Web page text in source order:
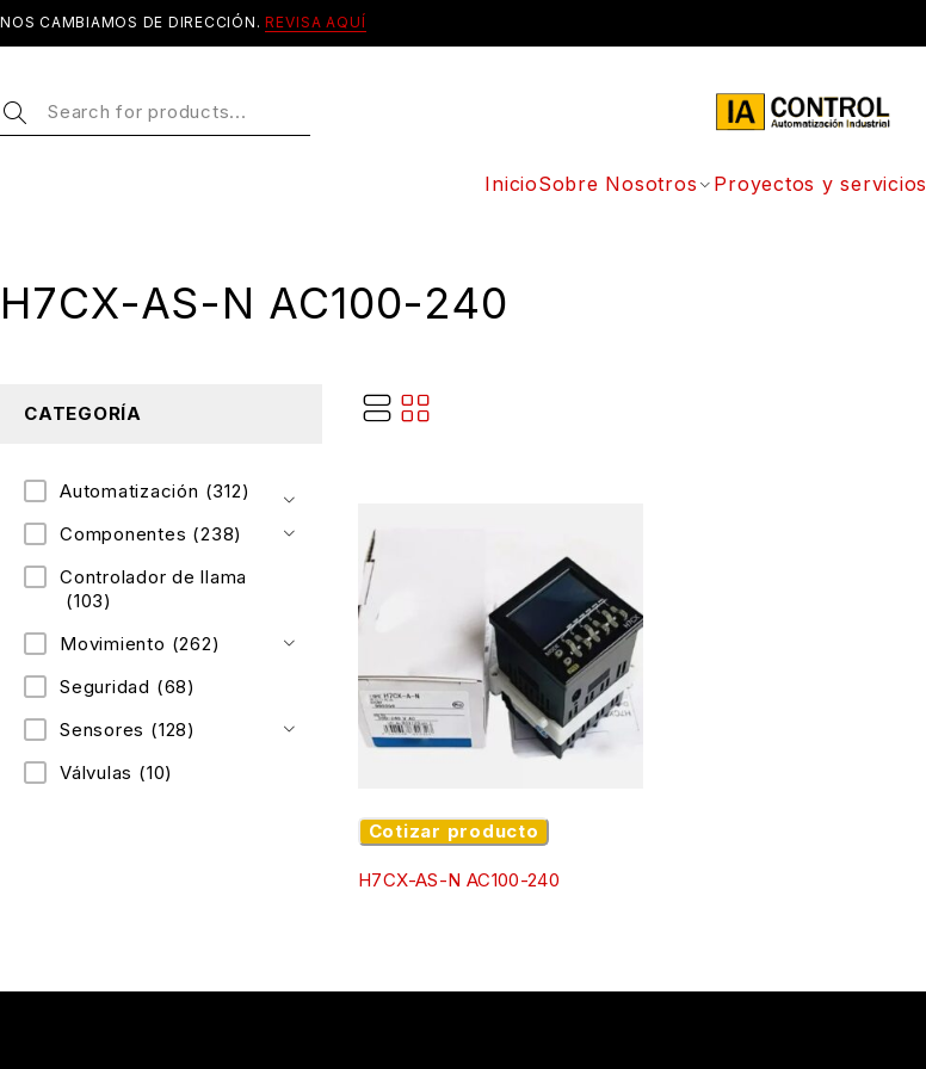
NOS CAMBIAMOS DE DIRECCIÓN. REVISA AQUÍ
InicioSobre Nosotros Proyectos y servicios
H7CX-AS-N AC100-240
CATEGORÍA
Automatización (312)
Componentes (238)
Controlador de llama
(103)
Movimiento (262)
Seguridad (68)
Sensores (128)
Válvulas (10)
Cotizar producto
H7CX-AS-N AC100-240